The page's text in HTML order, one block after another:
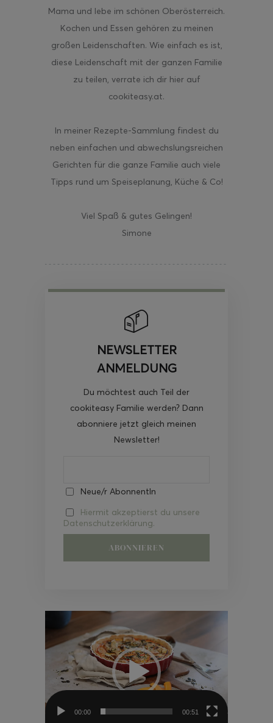
Mama und lebe im schönen Oberösterreich.
Kochen und Essen gehören zu meinen
großen Leidenschaften. Wie einfach es ist,
diese Leidenschaft mit der ganzen Familie
zu teilen, verrate ich dir hier auf
cookiteasy.at.
In meiner Rezepte-Sammlung findest du
neben einfachen und abwechslungsreichen
Gerichten für die ganze Familie auch viele
Tipps rund um Speiseplanung, Küche & Co!
Viel Spaß & gutes Gelingen!
Simone
NEWSLETTER
ANMELDUNG
Du möchtest auch Teil der
cookiteasy Familie werden? Dann
abonniere jetzt gleich meinen
Newsletter!
Neue/r AbonnentIn
Hiermit akzeptierst du unsere
Datenschutzerklärung.
Video-
00:00 00:51